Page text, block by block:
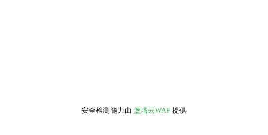
安全检测能力由 堡塔云WAF 提供